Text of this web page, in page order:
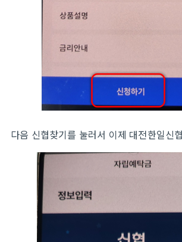
다음 신협찾기를 눌러서 이제 대전한일신